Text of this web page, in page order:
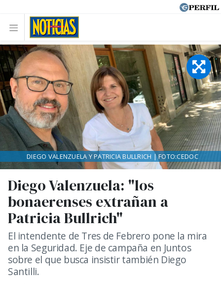
Diego Valenzuela: "los
bonaerenses extrañan a
Patricia Bullrich"
El intendente de Tres de Febrero pone la mira
en la Seguridad. Eje de campaña en Juntos
sobre el que busca insistir también Diego
Santilli.
DIEGO VALENZUELA Y PATRICIA BULLRICH | FOTO:CEDOC